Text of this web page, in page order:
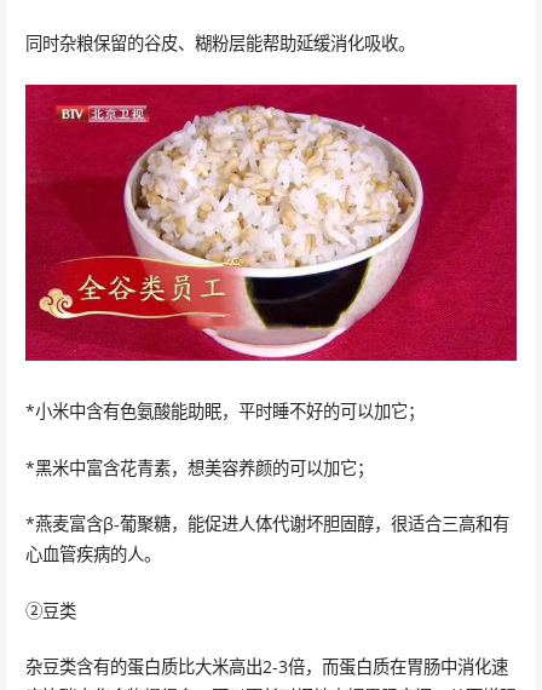
同时杂粮保留的谷皮、糊粉层能帮助延缓消化吸收。
*小米中含有色氨酸能助眠，平时睡不好的可以加它；
*黑米中富含花青素，想美容养颜的可以加它；
*燕麦富含β-葡聚糖，能促进人体代谢坏胆固醇，很适合三高和有
心血管疾病的人。
②豆类
杂豆类含有的蛋白质比大米高出2-3倍，而蛋白质在胃肠中消化速